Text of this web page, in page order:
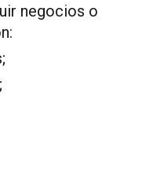
negocios o